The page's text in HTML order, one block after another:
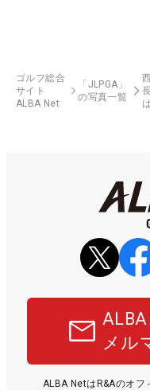
ゴルフ総合
サイト
ALBA Net
「JLPGA」
の写真一覧
メル
ALBA NetはR&Aのオフ